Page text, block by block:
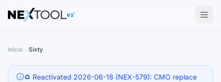
The AI tools directory — Find the Best AI Tools
V2
Inicio Sixty
♻️ Reactivated 2026-06-18 (NEX-579): CMO replace